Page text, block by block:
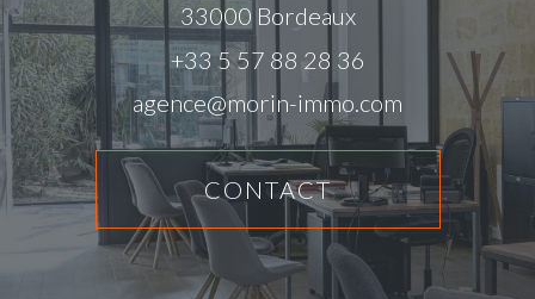
33000 Bordeaux
+33 5 57 88 28 36
agence@morin-immo.com
CONTACT